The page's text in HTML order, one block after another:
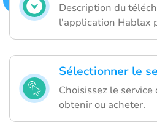
Description du
l'application Hablax
Sélectionner le
Choisissez le
obtenir ou acheter.